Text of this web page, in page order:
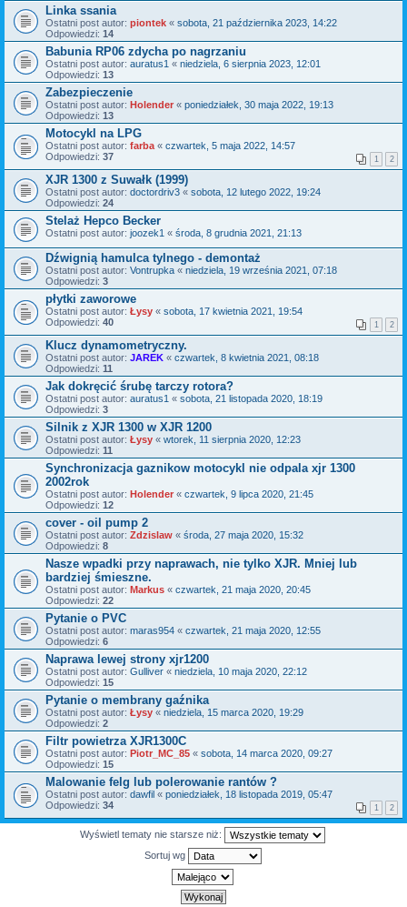
Linka ssania
Ostatni post autor: piontek « sobota, 21 października 2023, 14:22
Odpowiedzi: 14
Babunia RP06 zdycha po nagrzaniu
Ostatni post autor: auratus1 « niedziela, 6 sierpnia 2023, 12:01
Odpowiedzi: 13
Zabezpieczenie
Ostatni post autor: Holender « poniedziałek, 30 maja 2022, 19:13
Odpowiedzi: 13
Motocykl na LPG
Ostatni post autor: farba « czwartek, 5 maja 2022, 14:57
Odpowiedzi: 37 1 2
XJR 1300 z Suwałk (1999)
Ostatni post autor: doctordriv3 « sobota, 12 lutego 2022, 19:24
Odpowiedzi: 24
Stelaż Hepco Becker
Ostatni post autor: joozek1 « środa, 8 grudnia 2021, 21:13
Dźwignią hamulca tylnego - demontaż
Ostatni post autor: Vontrupka « niedziela, 19 września 2021, 07:18
Odpowiedzi: 3
płytki zaworowe
Ostatni post autor: Łysy « sobota, 17 kwietnia 2021, 19:54
Odpowiedzi: 40 1 2
Klucz dynamometryczny.
Ostatni post autor: JAREK « czwartek, 8 kwietnia 2021, 08:18
Odpowiedzi: 11
Jak dokręcić śrubę tarczy rotora?
Ostatni post autor: auratus1 « sobota, 21 listopada 2020, 18:19
Odpowiedzi: 3
Silnik z XJR 1300 w XJR 1200
Ostatni post autor: Łysy « wtorek, 11 sierpnia 2020, 12:23
Odpowiedzi: 11
Synchronizacja gaznikow motocykl nie odpala xjr 1300
2002rok
Ostatni post autor: Holender « czwartek, 9 lipca 2020, 21:45
Odpowiedzi: 12
cover - oil pump 2
Ostatni post autor: Zdzislaw « środa, 27 maja 2020, 15:32
Odpowiedzi: 8
Nasze wpadki przy naprawach, nie tylko XJR. Mniej lub
bardziej śmieszne.
Ostatni post autor: Markus « czwartek, 21 maja 2020, 20:45
Odpowiedzi: 22
Pytanie o PVC
Ostatni post autor: maras954 « czwartek, 21 maja 2020, 12:55
Odpowiedzi: 6
Naprawa lewej strony xjr1200
Ostatni post autor: Gulliver « niedziela, 10 maja 2020, 22:12
Odpowiedzi: 15
Pytanie o membrany gaźnika
Ostatni post autor: Łysy « niedziela, 15 marca 2020, 19:29
Odpowiedzi: 2
Filtr powietrza XJR1300C
Ostatni post autor: Piotr_MC_85 « sobota, 14 marca 2020, 09:27
Odpowiedzi: 15
Malowanie felg lub polerowanie rantów ?
Ostatni post autor: dawfil « poniedziałek, 18 listopada 2019, 05:47
Odpowiedzi: 34 1 2
Wyświetl tematy nie starsze niż:
Sortuj wg